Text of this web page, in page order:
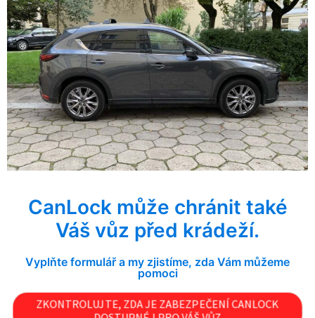
CanLock může chránit také
Váš vůz před krádeží.
Vyplňte formulář a my zjistíme, zda Vám můžeme
pomoci
ZKONTROLUJTE, ZDA JE ZABEZPEČENÍ CANLOCK